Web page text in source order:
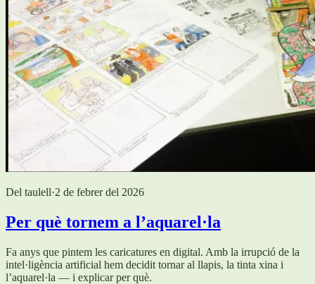
Del taulell·2 de febrer del 2026
Per què tornem a l’aquarel·la
Fa anys que pintem les caricatures en digital. Amb la irrupció de la
intel·ligència artificial hem decidit tornar al llapis, la tinta xina i
l’aquarel·la — i explicar per què.